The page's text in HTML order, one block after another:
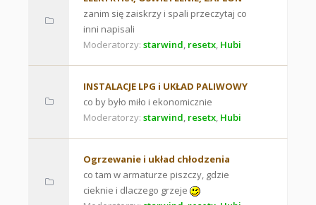
zanim się zaiskrzy i spali przeczytaj co
inni napisali
Moderatorzy: starwind, resetx, Hubi
INSTALACJE LPG i UKŁAD PALIWOWY
co by było miło i ekonomicznie
Moderatorzy: starwind, resetx, Hubi
Ogrzewanie i układ chłodzenia
co tam w armaturze piszczy, gdzie
cieknie i dlaczego grzeje